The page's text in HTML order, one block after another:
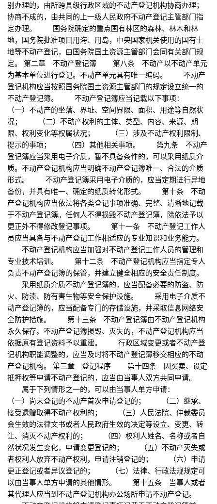
别办理的，由所跨县级行政区域的不动产登记机构协商办理；
协商不成的，由共同的上一级人民政府不动产登记主管部门指
定办理。 国务院确定的重点国有林区的森林、林木和林
地，国务院批准项目用海、用岛，中央国家机关使用的国有土
地等不动产登记，由国务院国土资源主管部门会同有关部门规
定。 第二章 不动产登记簿 第八条 不动产以不动产单元
为基本单位进行登记。不动产单元具有唯一编码。 不动产
登记机构应当按照国务院国土资源主管部门的规定设立统一的
不动产登记簿。 不动产登记簿应当记载以下事项：
（一）不动产的坐落、界址、空间界限、面积、用途等自然状
况； （二）不动产权利的主体、类型、内容、来源、期
限、权利变化等权属状况； （三）涉及不动产权利限制、
提示的事项； （四）其他相关事项。 第九条 不动产
登记簿应当采用电子介质，暂不具备条件的，可以采用纸质介
质。不动产登记机构应当明确不动产登记簿唯一、合法的介质
形式。 不动产登记簿采用电子介质的，应当定期进行异地
备份，并具有唯一、确定的纸质转化形式。 第十条 不动
产登记机构应当依法将各类登记事项准确、完整、清晰地记载
于不动产登记簿。任何人不得损毁不动产登记簿，除依法予以
更正外不得修改登记事项。 第十一条 不动产登记工作人
员应当具备与不动产登记工作相适应的专业知识和业务能力。
不动产登记机构应当加强对不动产登记工作人员的管理和
专业技术培训。 第十二条 不动产登记机构应当指定专人
负责不动产登记簿的保管，并建立健全相应的安全责任制度。
采用纸质介质不动产登记簿的，应当配备必要的防盗、防
火、防渍、防有害生物等安全保护设施。 采用电子介质不
动产登记簿的，应当配备专门的存储设施，并采取信息网络安
全防护措施。 第十三条 不动产登记簿由不动产登记机构
永久保存。不动产登记簿损毁、灭失的，不动产登记机构应当
依据原有登记资料予以重建。 行政区域变更或者不动产登
记机构职能调整的，应当及时将不动产登记簿移交相应的不动
产登记机构。 第三章 登记程序 第十四条 因买卖、设定
抵押权等申请不动产登记的，应当由当事人双方共同申请。
属于下列情形之一的，可以由当事人单方申请：
（一）尚未登记的不动产首次申请登记的； （二）继承、
接受遗赠取得不动产权利的； （三）人民法院、仲裁委员
会生效的法律文书或者人民政府生效的决定等设立、变更、转
让、消灭不动产权利的； （四）权利人姓名、名称或者自
然状况发生变化，申请变更登记的； （五）不动产灭失或
者权利人放弃不动产权利，申请注销登记的； （六）申请
更正登记或者异议登记的； （七）法律、行政法规规定可
以由当事人单方申请的其他情形。 第十五条 当事人或者
其代理人应当到不动产登记机构办公场所申请不动产登记。